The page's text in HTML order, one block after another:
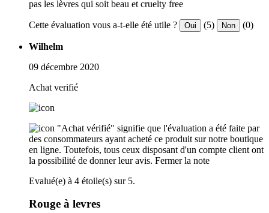
pas les lèvres qui soit beau et cruelty free
Cette évaluation vous a-t-elle été utile ? Oui (5) Non (0)
Wilhelm
09 décembre 2020
Achat verifié
"Achat vérifié" signifie que l'évaluation a été faite par
des consommateurs ayant acheté ce produit sur notre boutique
en ligne. Toutefois, tous ceux disposant d'un compte client ont
la possibilité de donner leur avis. Fermer la note
Evalué(e) à 4 étoile(s) sur 5.
Rouge à levres